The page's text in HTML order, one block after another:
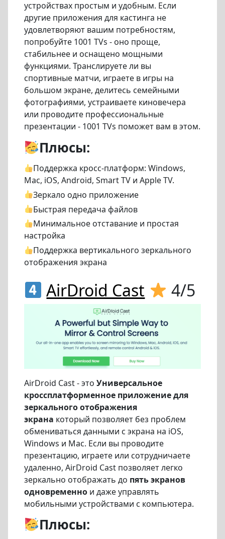
устройствах простым и удобным. Если
другие приложения для кастинга не
удовлетворяют вашим потребностям,
попробуйте 1001 TVs - оно проще,
стабильнее и оснащено мощными
функциями. Транслируете ли вы
спортивные матчи, играете в игры на
большом экране, делитесь семейными
фотографиями, устраиваете киновечера
или проводите профессиональные
презентации - 1001 TVs поможет вам в этом.
Плюсы:
Поддержка кросс-платформ: Windows,
Mac, iOS, Android, Smart TV и Apple TV.
Зеркало одно приложение
Быстрая передача файлов
Минимальное отставание и простая
настройка
Поддержка вертикального зеркального
отображения экрана
AirDroid Cast 4/5
AirDroid Cast - это Универсальное
кроссплатформенное приложение для
зеркального отображения
экрана который позволяет без проблем
обмениваться данными с экрана на iOS,
Windows и Mac. Если вы проводите
презентацию, играете или сотрудничаете
удаленно, AirDroid Cast позволяет легко
зеркально отображать до пять экранов
одновременно и даже управлять
мобильными устройствами с компьютера.
Плюсы: